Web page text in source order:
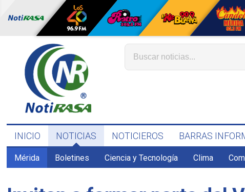
INICIO NOTICIAS NOTICIEROS BARRAS
Mérida Boletines Ciencia y Tecnología Clima